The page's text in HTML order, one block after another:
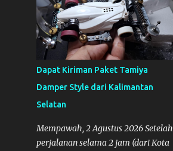
Februari
Januari
2
2021
26
Desember
September
1
Kabupaten Mempawah.
Dokumentasi: Foto Bersama Peserta
PKP
Dapat Kiriman Paket Tamiya
Damper Style dari Kalimantan
Selatan
Mempawah, 2 Agustus 2026 Setelah
perjalanan selama 2 jam (dari Kota